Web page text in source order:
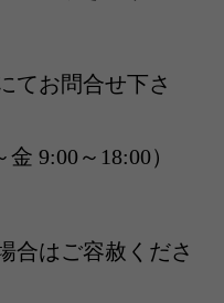
てお問合せ下さ
金 9:00～18:00）
合はご容赦くださ